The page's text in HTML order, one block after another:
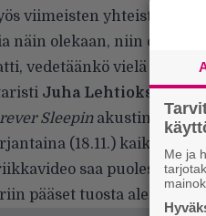
viimeisten yhteisten
näin olekaan, niin olihan
vedetäänkö vielä
Juha Lehtioksa.
Sleepinakustinen
(18.11.) kaikilla
saa puolestaan
pääset tuosta alempaa.
Me ja